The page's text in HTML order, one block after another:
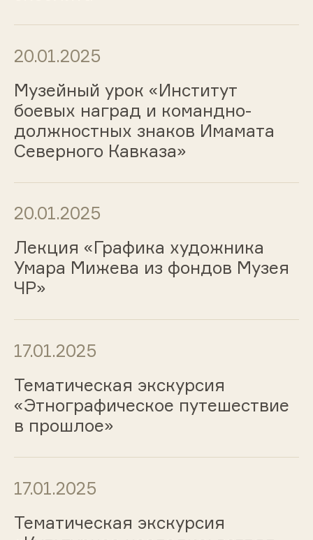
20.01.2025
Музейный урок «Институт
боевых наград и командно-
должностных знаков Имамата
Северного Кавказа»
20.01.2025
Лекция «Графика художника
Умара Мижева из фондов Музея
ЧР»
17.01.2025
Тематическая экскурсия
«Этнографическое путешествие
в прошлое»
17.01.2025
Тематическая экскурсия